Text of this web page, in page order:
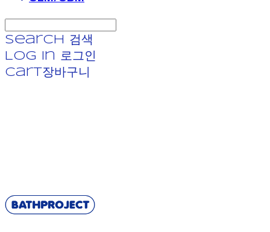
Search
검색
Log In
로그인
Cart장바구니